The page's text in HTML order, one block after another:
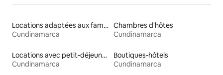
Locations adaptées aux familles
Cundinamarca
Chambres d'hôtes
Cundinamarca
Locations avec petit-déjeuner
Cundinamarca
Boutiques-hôtels
Cundinamarca